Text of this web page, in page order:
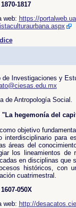
1817
web: https://
de Investigaciones y
de Antropología Social.
"La hegemonía del
objetivo
interdisciplinario para
áreas del
los lineamientos de
en disciplinas que
históricos, con
cuatrimestral.
050X
web: http://